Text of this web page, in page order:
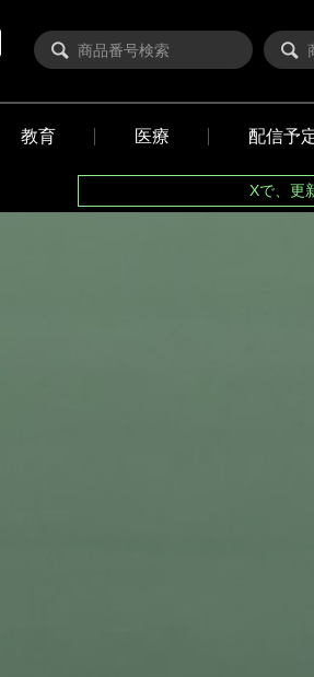
教育 医療 配信予
Xで、更